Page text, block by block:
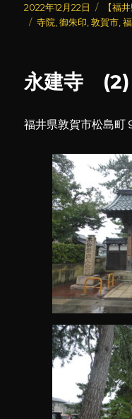
投
稿
2022年12月22日
カ
テ
【福
タ
寺院 ,御朱印 ,敦賀市 ,
永建寺 (2)
福井県敦賀市松島町